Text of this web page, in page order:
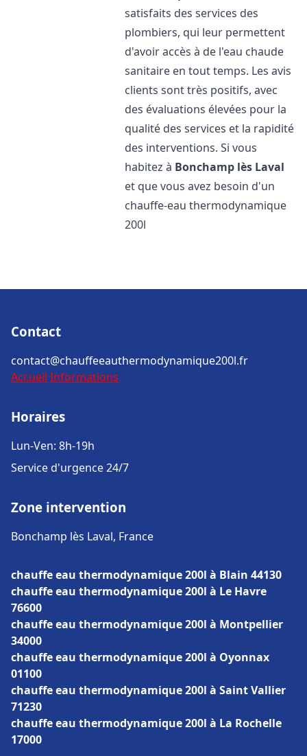
satisfaits des services des
plombiers, qui leur permettent
d'avoir accès à de l'eau chaude
sanitaire en tout temps. Les avis
clients sont très positifs, avec
des évaluations élevées pour la
qualité des services et la rapidité
des interventions. Si vous
habitez à Bonchamp lès Laval
et que vous avez besoin d'un
chauffe-eau thermodynamique
200l
Contact
contact@chauffeeauthermodynamique200l.fr
Accueil Informations
Horaires
Lun-Ven: 8h-19h
Service d'urgence 24/7
Zone intervention
Bonchamp lès Laval, France
chauffe eau thermodynamique 200l à Blain 44130
chauffe eau thermodynamique 200l à Le Havre
76600
chauffe eau thermodynamique 200l à Montpellier
34000
chauffe eau thermodynamique 200l à Oyonnax
01100
chauffe eau thermodynamique 200l à Saint Vallier
71230
chauffe eau thermodynamique 200l à La Rochelle
17000